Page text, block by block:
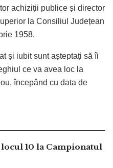
achiziții publice și director
la Consiliul Județean
1958.
și iubit sunt așteptați să îi
ce va avea loc la
începând cu data de
10 la Campionatul